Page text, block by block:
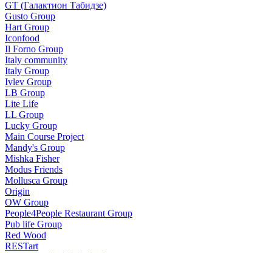
GT (Галактион Табидзе)
Gusto Group
Hart Group
Iconfood
Il Forno Group
Italy community
Italy Group
Ivlev Group
LB Group
Lite Life
LL Group
Lucky Group
Main Course Project
Mandy's Group
Mishka Fisher
Modus Friends
Mollusca Group
Origin
OW Group
People4People Restaurant Group
Pub life Group
Red Wood
RESTart